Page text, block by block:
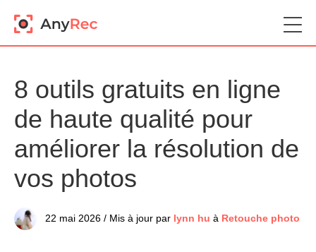
8 outils gratuits en ligne
de haute qualité pour
améliorer la résolution de
vos photos
22 mai 2026 / Mis à jour par lynn hu à Retouche photo